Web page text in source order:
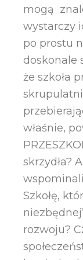
mogą
wystarczy
po prostu
doskonale
że szkoła
właśnie,
skrzydła?
Szkołę,
rozwoju?